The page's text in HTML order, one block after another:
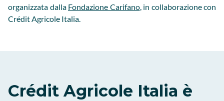
organizzata dalla Fondazione Carifano, in collaborazione con
Crédit Agricole Italia.
Crédit Agricole Italia è